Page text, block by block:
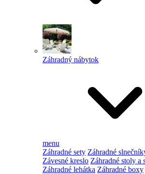
Záhradný nábytok
menu
Záhradné sety Záhradné
Závesné kreslo Záhradné stoly a
Záhradné lehátka Záhradné boxy